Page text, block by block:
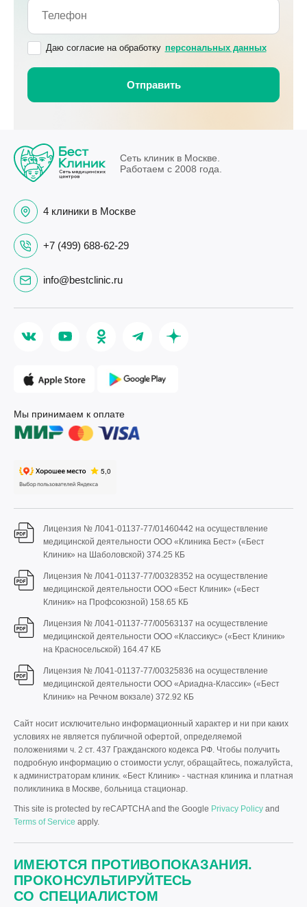
Даю согласие на обработку персональных данных
Сеть клиник в Москве.
Работаем с 2008 года.
4 клиники в Москве
+7 (499) 688-62-29
info@bestclinic.ru
Мы принимаем к оплате
Лицензия № Л041-01137-77/01460442 на осуществление
медицинской деятельности ООО «Клиника Бест» («Бест
Клиник» на Шаболовской) 374.25 КБ
Лицензия № Л041-01137-77/00328352 на осуществление
медицинской деятельности ООО «Бест Клиник» («Бест
Клиник» на Профсоюзной) 158.65 КБ
Лицензия № Л041-01137-77/00563137 на осуществление
медицинской деятельности ООО «Классикус» («Бест Клиник»
на Красносельской) 164.47 КБ
Лицензия № Л041-01137-77/00325836 на осуществление
медицинской деятельности ООО «Ариадна-Классик» («Бест
Клиник» на Речном вокзале) 372.92 КБ
Сайт носит исключительно информационный характер и ни при каких
условиях не является публичной офертой, определяемой
положениями ч. 2 ст. 437 Гражданского кодекса РФ. Чтобы получить
подробную информацию о стоимости услуг, обращайтесь, пожалуйста,
к администраторам клиник. «Бест Клиник» - частная клиника и платная
поликлиника в Москве, больница стационар.
This site is protected by reCAPTCHA and the Google Privacy Policy and
Terms of Service apply.
ИМЕЮТСЯ ПРОТИВОПОКАЗАНИЯ.
ПРОКОНСУЛЬТИРУЙТЕСЬ
СО СПЕЦИАЛИСТОМ